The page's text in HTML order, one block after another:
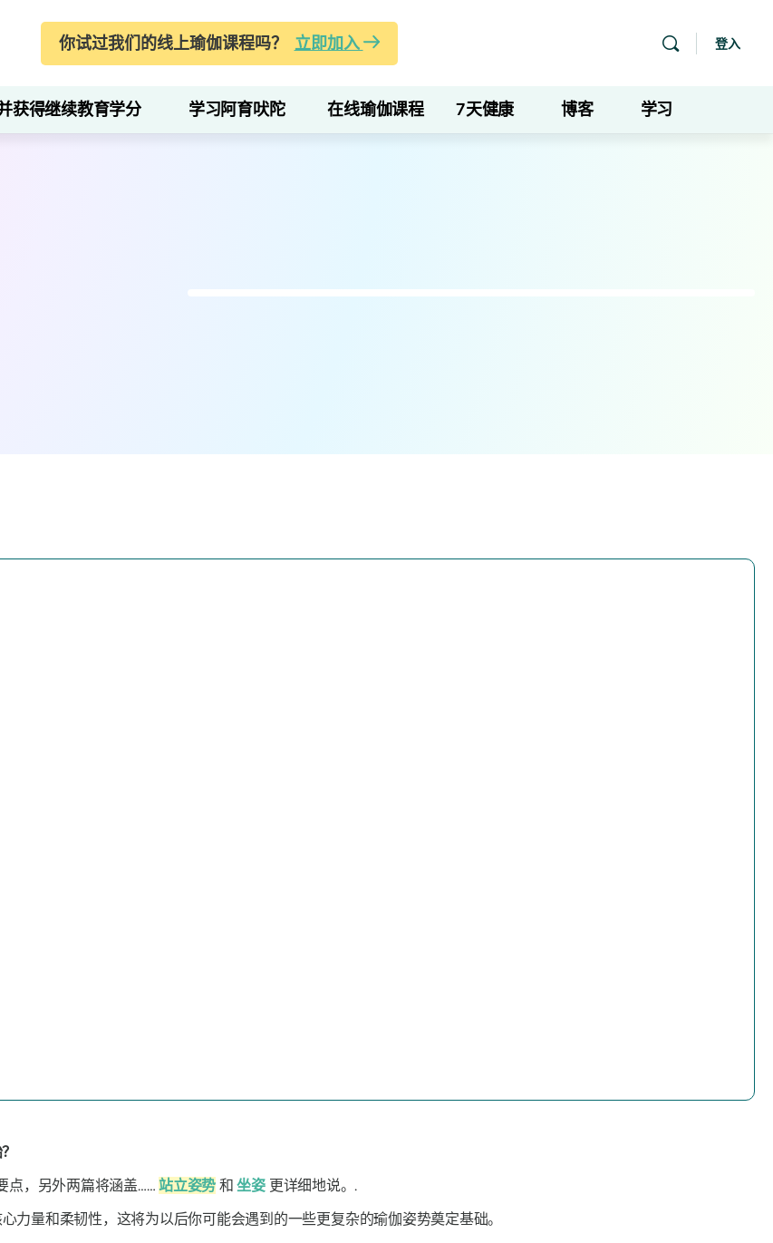
你试过我们的线上瑜伽课程吗？ 立即加入 登入
获得继续教育学分 学习阿育吠陀 在线瑜伽课程 7天健康 博客 学习
点，另外两篇将涵盖……站立姿势 和坐姿 更详细地说。.
力量和柔韧性，这将为以后你可能会遇到的一些更复杂的瑜伽姿势奠定基础。